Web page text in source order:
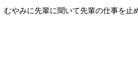
むやみに先輩に聞いて先輩の仕事を止